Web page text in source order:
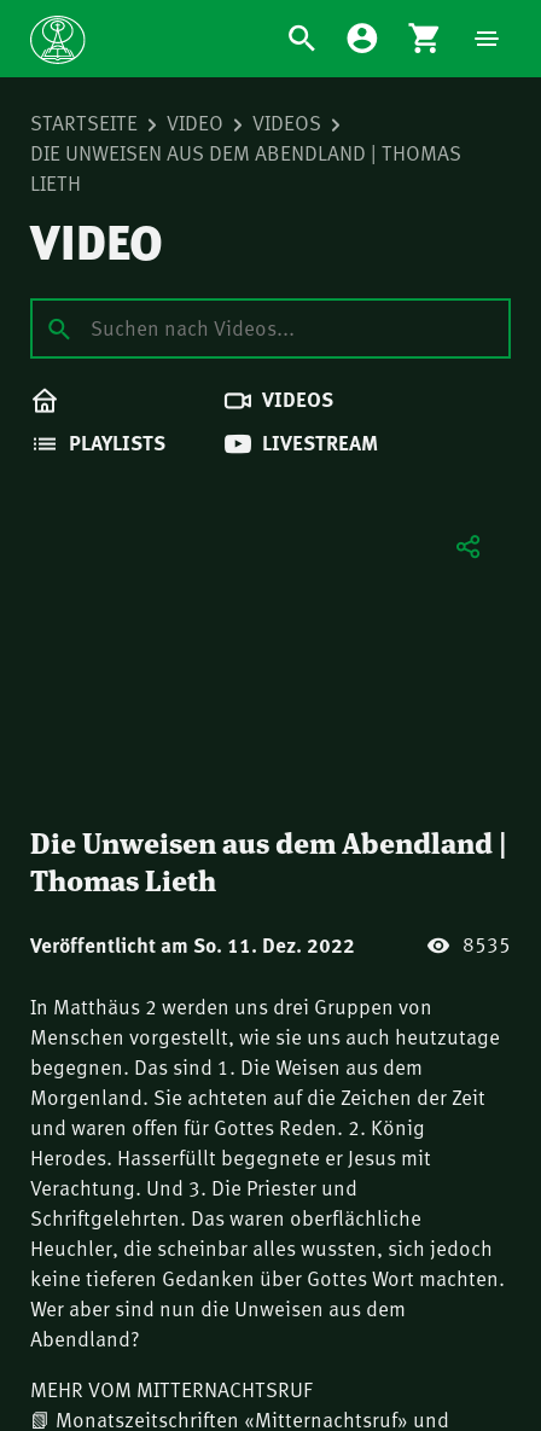
STARTSEITE VIDEO
VIDEOS
DIE UNWEISEN AUS DEM ABENDLAND | THOMAS
LIETH
VIDEO
VIDEOS
PLAYLISTS
LIVESTREAM
Die Unweisen aus dem Abendland |
Thomas Lieth
Veröffentlicht am So. 11. Dez. 2022 8535
In Matthäus 2 werden uns drei Gruppen von
Menschen vorgestellt, wie sie uns auch heutzutage
begegnen. Das sind 1. Die Weisen aus dem
Morgenland. Sie achteten auf die Zeichen der Zeit
und waren offen für Gottes Reden. 2. König
Herodes. Hasserfüllt begegnete er Jesus mit
Verachtung. Und 3. Die Priester und
Schriftgelehrten. Das waren oberflächliche
Heuchler, die scheinbar alles wussten, sich jedoch
keine tieferen Gedanken über Gottes Wort machten.
Wer aber sind nun die Unweisen aus dem
Abendland?
MEHR VOM MITTERNACHTSRUF
📗 Monatszeitschriften «Mitternachtsruf» und